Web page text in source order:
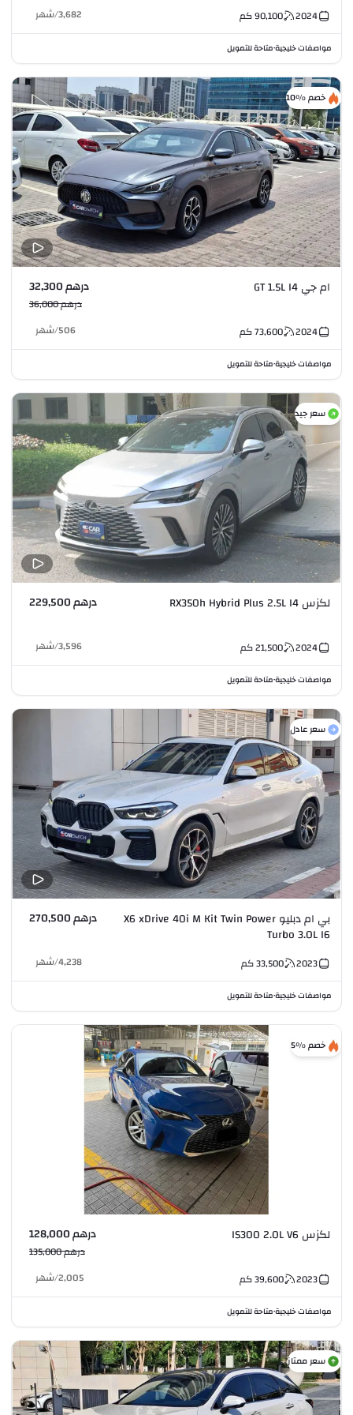
2024
90,100كم 3,682
/شهر
مواصفات خليجية•متاحة للتمويل
خصم %10
ام جي GT 1.5L I4 درهم 32,300
درهم 36,000
2024
73,600كم 506
/شهر
مواصفات خليجية•متاحة للتمويل
سعر جيد
لكزس RX350h Hybrid Plus 2.5L I4 درهم 229,500
2024
21,500كم 3,596
/شهر
مواصفات خليجية•متاحة للتمويل
سعر عادل
بي ام دبليو X6 xDrive 40i M Kit Twin Power
Turbo 3.0L I6
درهم 270,500
2023
33,500كم 4,238
/شهر
مواصفات خليجية•متاحة للتمويل
خصم %5
لكزس IS300 2.0L V6 درهم 128,000
درهم 135,000
2023
39,600كم 2,005
/شهر
مواصفات خليجية•متاحة للتمويل
سعر ممتاز